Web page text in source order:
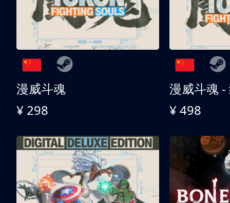
漫威斗魂
¥ 298
漫威斗魂 -
¥ 498